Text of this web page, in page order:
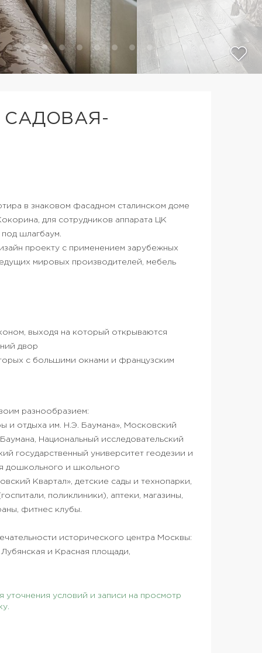
в знаковом фасадном сталинском доме
для сотрудников аппарата ЦК
шлагбаум.
проекту с применением зарубежных
мировых производителей, мебель
выходя на который открываются
двор
с большими окнами и французским
разнообразием:
и отдыха им. Н.Э. Баумана», Московский
Национальный исследовательский
государственный университет геодезии и
дошкольного и школьного
Квартал», детские сады и технопарки,
поликлиники), аптеки, магазины,
фитнес клубы.
исторического центра Москвы:
и Красная площади,
условий и записи на просмотр